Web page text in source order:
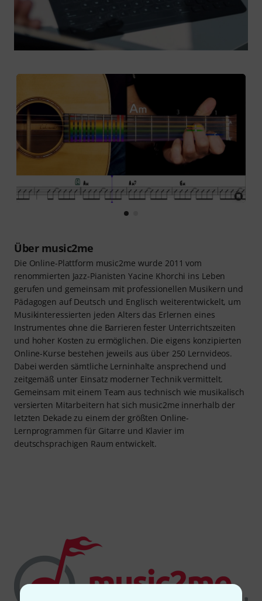
Über music2me
Die Online-Plattform music2me wurde 2011 vom
renommierten Jazz-Pianisten Yacine Khorchi ins Leben
gerufen und gemeinsam mit professionellen Musikern und
Pädagogen auf Deutsch und Englisch weiterentwickelt, um
Musikinteressierten jeden Alters das Erlernen eines
Instrumentes ohne die Barrieren fester Unterrichtszeiten
und hoher Kosten zu ermöglichen. Die eigens konzipierten
Online-Kurse bestehen jeweils aus über 250 Lernvideos.
Dabei werden sämtliche Lerninhalte ansprechend und
zeitgemäß unter Einsatz moderner Technik vermittelt.
Gemeinsam mit einem Team aus technisch wie musikalisch
versierten Mitarbeitern hat sich music2me innerhalb der
letzten Dekade zu einem der größten Online-
Lernprogrammen für Gitarre und Klavier im
deutschsprachigen Raum entwickelt.